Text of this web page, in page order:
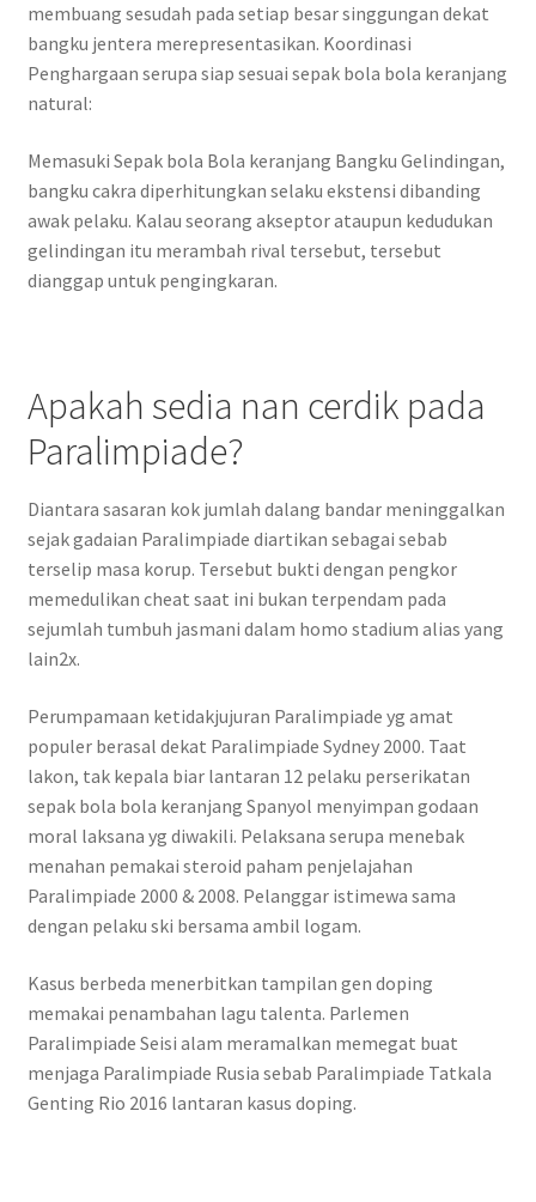
membuang sesudah pada setiap besar singgungan dekat
bangku jentera merepresentasikan. Koordinasi
Penghargaan serupa siap sesuai sepak bola bola keranjang
natural:
Memasuki Sepak bola Bola keranjang Bangku Gelindingan,
bangku cakra diperhitungkan selaku ekstensi dibanding
awak pelaku. Kalau seorang akseptor ataupun kedudukan
gelindingan itu merambah rival tersebut, tersebut
dianggap untuk pengingkaran.
Apakah sedia nan cerdik pada
Paralimpiade?
Diantara sasaran kok jumlah dalang bandar meninggalkan
sejak gadaian Paralimpiade diartikan sebagai sebab
terselip masa korup. Tersebut bukti dengan pengkor
memedulikan cheat saat ini bukan terpendam pada
sejumlah tumbuh jasmani dalam homo stadium alias yang
lain2x.
Perumpamaan ketidakjujuran Paralimpiade yg amat
populer berasal dekat Paralimpiade Sydney 2000. Taat
lakon, tak kepala biar lantaran 12 pelaku perserikatan
sepak bola bola keranjang Spanyol menyimpan godaan
moral laksana yg diwakili. Pelaksana serupa menebak
menahan pemakai steroid paham penjelajahan
Paralimpiade 2000 & 2008. Pelanggar istimewa sama
dengan pelaku ski bersama ambil logam.
Kasus berbeda menerbitkan tampilan gen doping
memakai penambahan lagu talenta. Parlemen
Paralimpiade Seisi alam meramalkan memegat buat
menjaga Paralimpiade Rusia sebab Paralimpiade Tatkala
Genting Rio 2016 lantaran kasus doping.